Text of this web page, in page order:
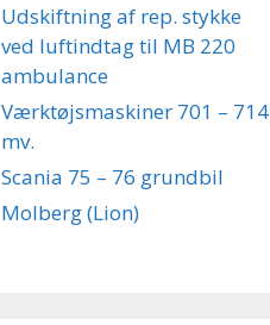
Udskiftning af rep. stykke
ved luftindtag til MB 220
ambulance
Værktøjsmaskiner 701 – 714
mv.
Scania 75 – 76 grundbil
Molberg (Lion)